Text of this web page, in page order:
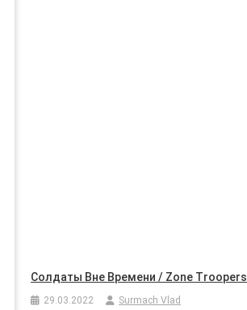
Солдаты Вне Времени / Zone Troopers
29.03.2022 Surmach Vlad